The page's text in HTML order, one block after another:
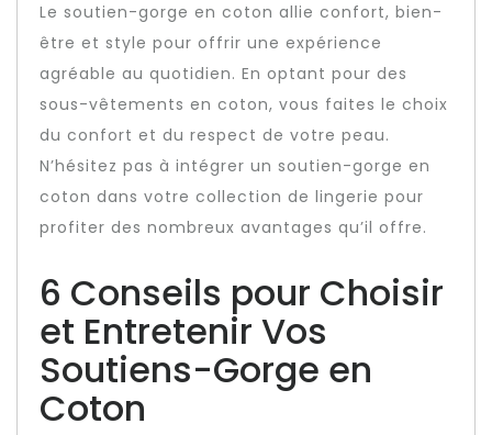
Le soutien-gorge en coton allie confort, bien-
être et style pour offrir une expérience
agréable au quotidien. En optant pour des
sous-vêtements en coton, vous faites le choix
du confort et du respect de votre peau.
N’hésitez pas à intégrer un soutien-gorge en
coton dans votre collection de lingerie pour
profiter des nombreux avantages qu’il offre.
6 Conseils pour Choisir
et Entretenir Vos
Soutiens-Gorge en
Coton